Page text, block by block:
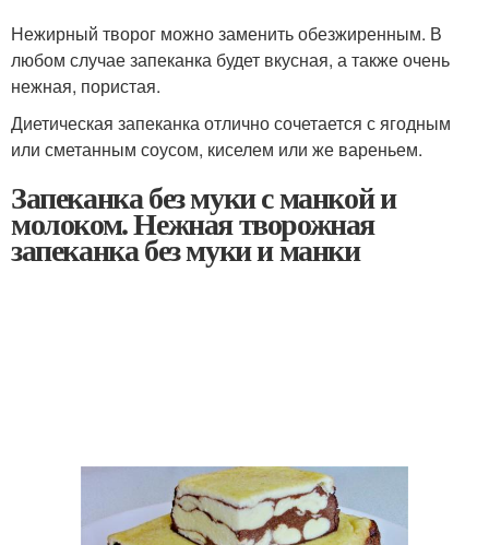
Нежирный творог можно заменить обезжиренным. В
любом случае запеканка будет вкусная, а также очень
нежная, пористая.
Диетическая запеканка отлично сочетается с ягодным
или сметанным соусом, киселем или же вареньем.
Запеканка без муки с манкой и
молоком. Нежная творожная
запеканка без муки и манки